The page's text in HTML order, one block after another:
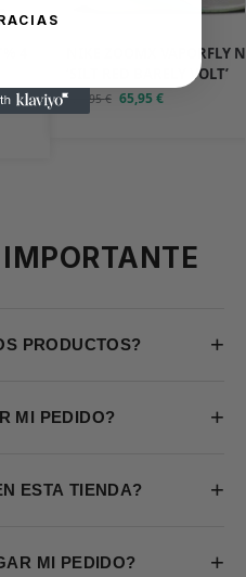
4
NIKE ZOOMX VAPORFLY
‘SILT RED BARELY VOLT’
129,95€ 65,95€
PRODUCTOS? +
MI PEDIDO? +
ESTA TIENDA? +
MI PEDIDO? +